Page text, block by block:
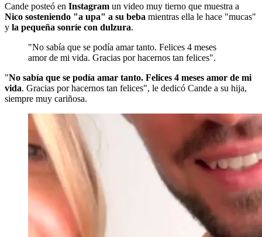
Cande posteó en Instagram un video muy tierno que muestra a
Nico sosteniendo "a upa" a su beba mientras ella le hace "mucas"
y la pequeña sonríe con dulzura.
"No sabía que se podía amar tanto. Felices 4 meses
amor de mi vida. Gracias por hacernos tan felices".
"No sabía que se podía amar tanto. Felices 4 meses amor de mi
vida. Gracias por hacernos tan felices", le dedicó Cande a su hija,
siempre muy cariñosa.